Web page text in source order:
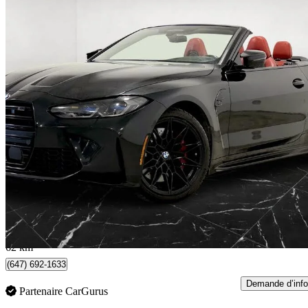
2022 BMW M4
Competition xDrive Convertible AWD63 375 km
83 980 $ Bonne
1 473 $/mois env.
North York, ON
62 km
(647) 692-1633
Partenaire CarGurus
Demande d’info